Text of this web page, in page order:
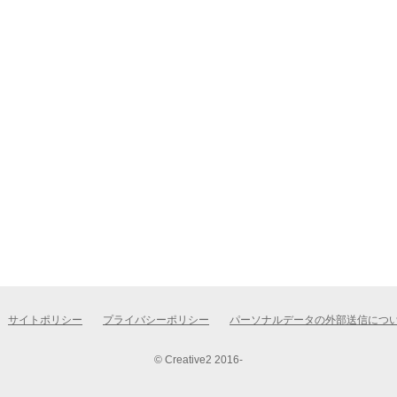
サイトポリシー プライバシーポリシー パーソナルデータの外部送信につ
© Creative2 2016-